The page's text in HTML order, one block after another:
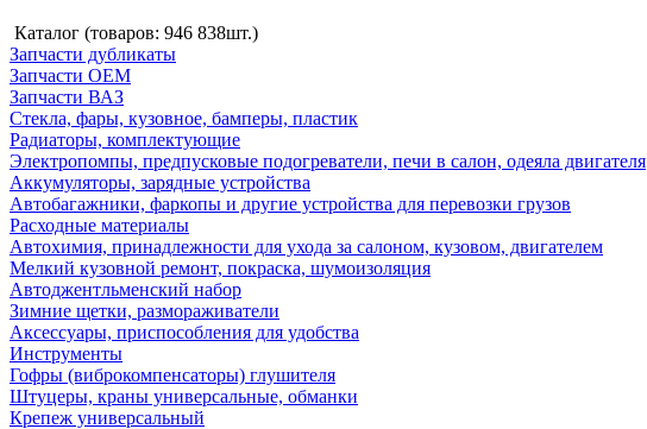
Каталог (товаров: 946 838шт.)
Запчасти дубликаты
Запчасти ОЕМ
Запчасти ВАЗ
Стекла, фары, кузовное, бамперы, пластик
Радиаторы, комплектующие
Электропомпы, предпусковые подогреватели, печи в салон, одеяла двигателя
Аккумуляторы, зарядные устройства
Автобагажники, фаркопы и другие устройства для перевозки грузов
Расходные материалы
Автохимия, принадлежности для ухода за салоном, кузовом, двигателем
Мелкий кузовной ремонт, покраска, шумоизоляция
Автоджентльменский набор
Зимние щетки, размораживатели
Аксессуары, приспособления для удобства
Инструменты
Гофры (виброкомпенсаторы) глушителя
Штуцеры, краны универсальные, обманки
Крепеж универсальный